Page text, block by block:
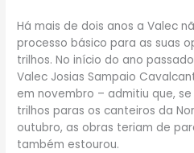
Há mais de dois anos a Valec
processo básico para as suas
trilhos. No início do ano
Valec Josias Sampaio
em novembro – admitiu que,
trilhos paras os canteiros da
outubro, as obras teriam de
também estourou.